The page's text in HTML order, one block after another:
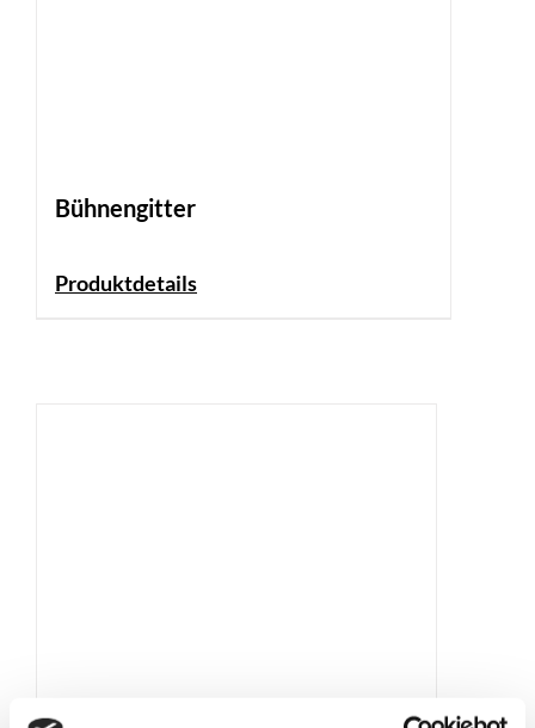
Bühnengitter
Produktdetails
Flatterband